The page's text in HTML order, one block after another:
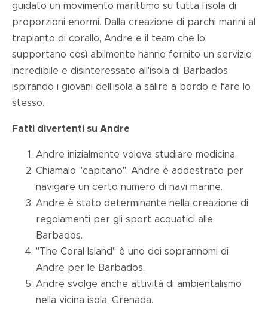
guidato un movimento marittimo su tutta l'isola di
proporzioni enormi. Dalla creazione di parchi marini al
trapianto di corallo, Andre e il team che lo
supportano così abilmente hanno fornito un servizio
incredibile e disinteressato all'isola di Barbados,
ispirando i giovani dell'isola a salire a bordo e fare lo
stesso.
Fatti divertenti su Andre
Andre inizialmente voleva studiare medicina.
Chiamalo "capitano". Andre è addestrato per
navigare un certo numero di navi marine.
Andre è stato determinante nella creazione di
regolamenti per gli sport acquatici alle
Barbados.
"The Coral Island" è uno dei soprannomi di
Andre per le Barbados.
Andre svolge anche attività di ambientalismo
nella vicina isola, Grenada.